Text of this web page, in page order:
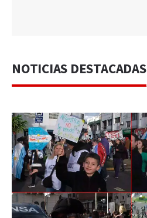
NOTICIAS DESTACADAS